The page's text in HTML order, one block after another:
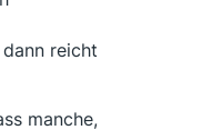
reicht
manche,